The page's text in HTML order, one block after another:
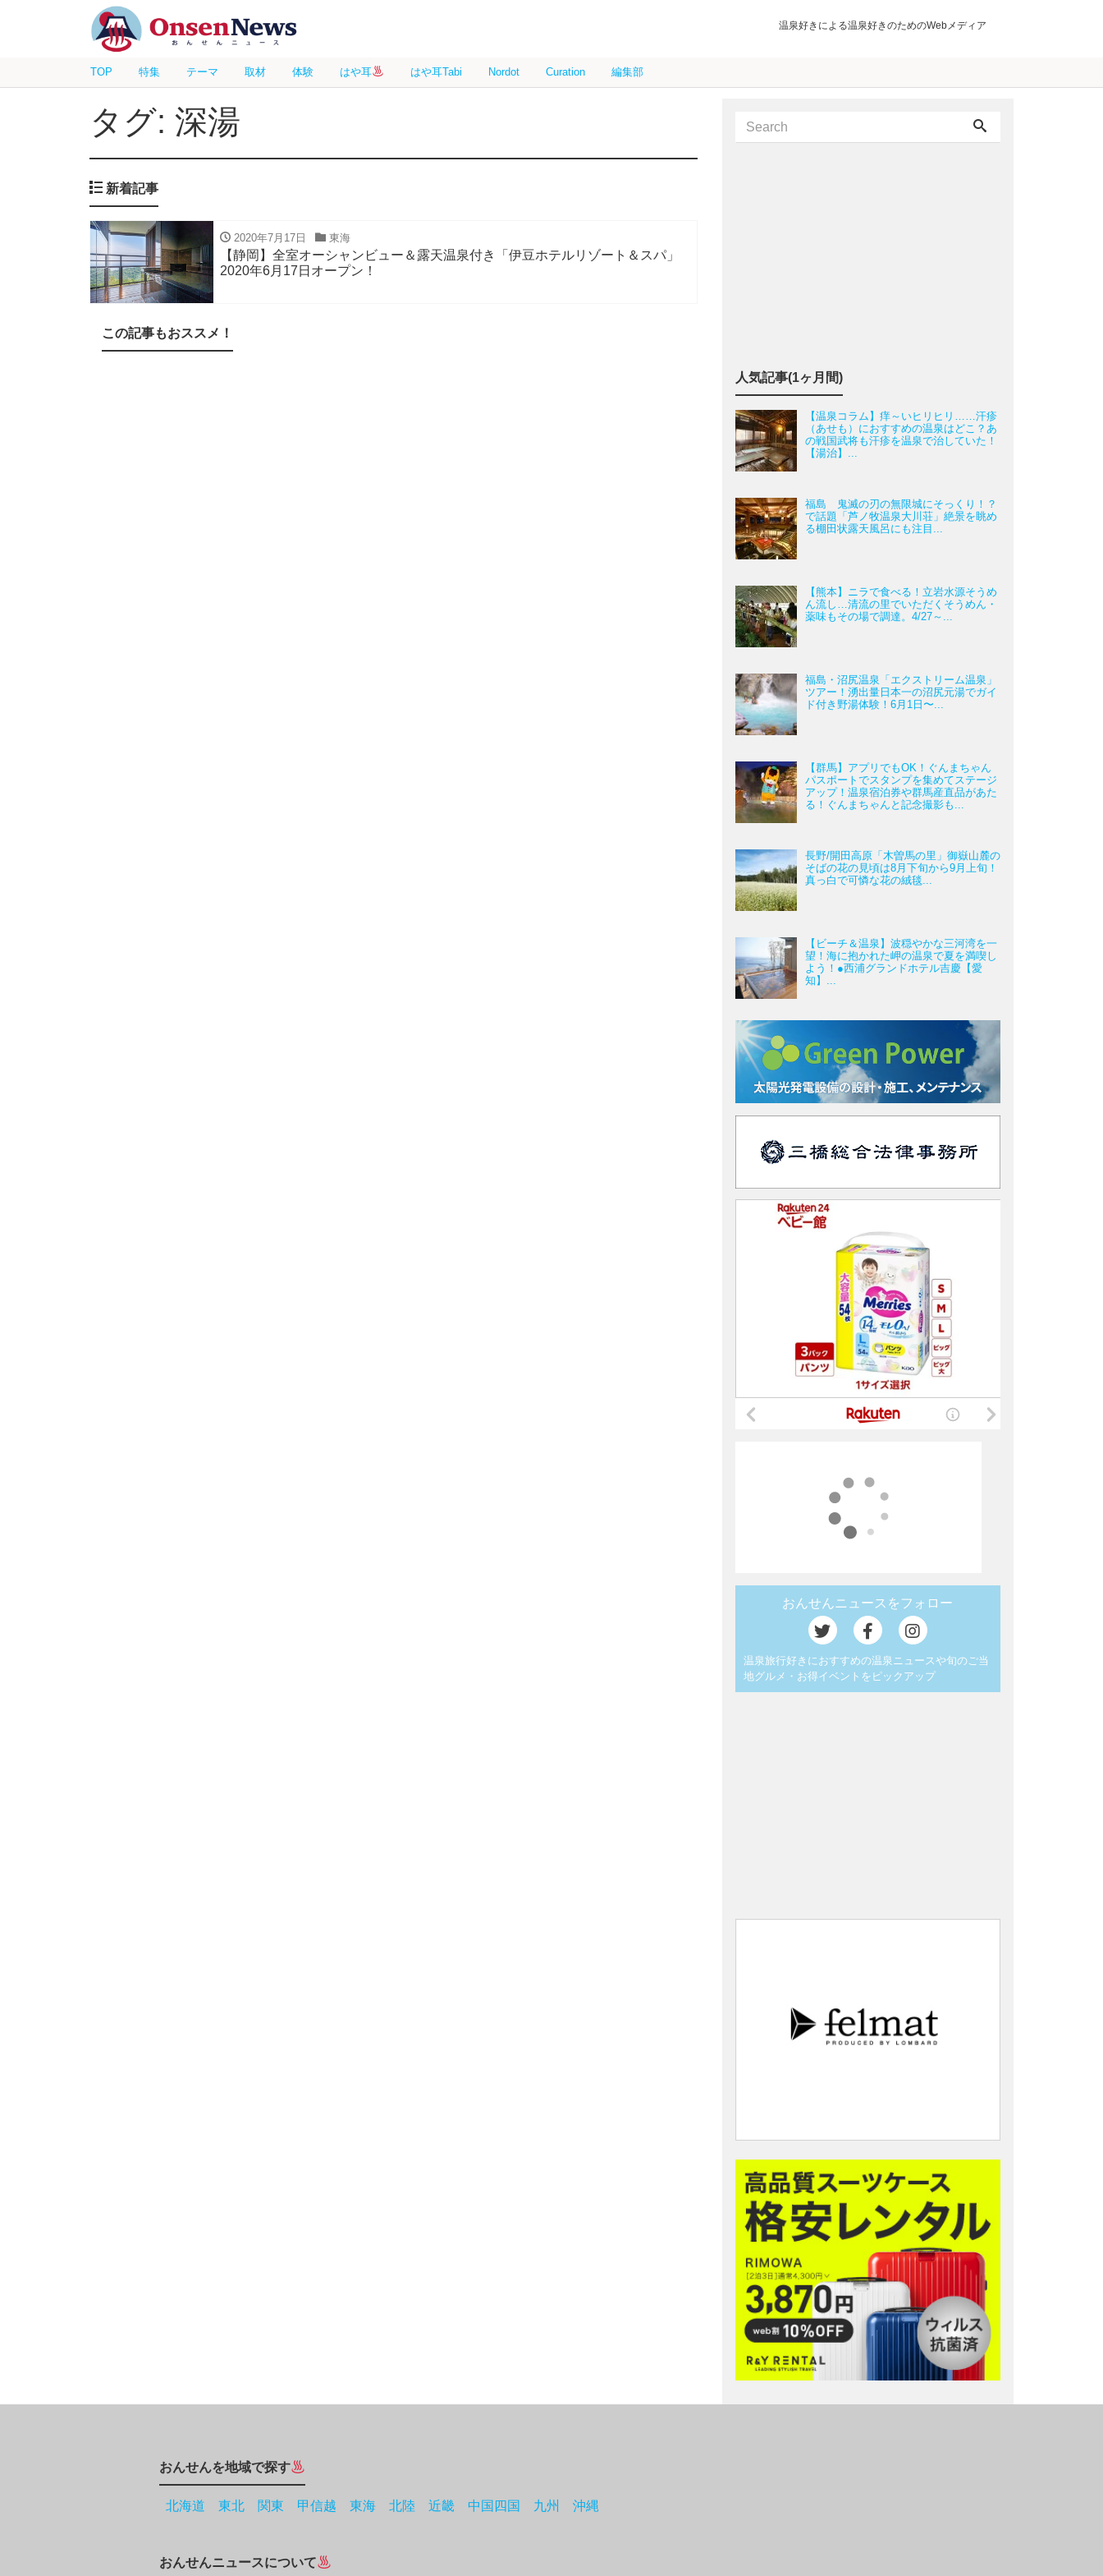
温泉好きによる温泉好きのためのWebメディア
TOP 特集 テーマ 取材 体験 はや耳 はや耳Tabi Nordot Curation 編集部
タグ: 深湯
新着記事
2020年7月17日 東海
【静岡】全室オーシャンビュー＆露天温泉付き「伊豆ホテルリゾート＆スパ」
2020年6月17日オープン！
この記事もおススメ！
人気記事(1ヶ月間)
【温泉コラム】痒～いヒリヒリ……汗疹
（あせも）におすすめの温泉はどこ？あ
の戦国武将も汗疹を温泉で治していた！
【湯治】...
福島 鬼滅の刃の無限城にそっくり！？
で話題「芦ノ牧温泉大川荘」絶景を眺め
る棚田状露天風呂にも注目...
【熊本】ニラで食べる！立岩水源そうめ
ん流し…清流の里でいただくそうめん・
薬味もその場で調達。4/27～...
福島・沼尻温泉「エクストリーム温泉」
ツアー！湧出量日本一の沼尻元湯でガイ
ド付き野湯体験！6月1日〜...
【群馬】アプリでもOK！ぐんまちゃん
パスポートでスタンプを集めてステージ
アップ！温泉宿泊券や群馬産直品があた
る！ぐんまちゃんと記念撮影も...
長野/開田高原「木曽馬の里」御嶽山麓の
そばの花の見頃は8月下旬から9月上旬！
真っ白で可憐な花の絨毯...
【ビーチ＆温泉】波穏やかな三河湾を一
望！海に抱かれた岬の温泉で夏を満喫し
よう！●西浦グランドホテル吉慶【愛
知】...
おんせんニュースをフォロー
温泉旅行好きにおすすめの温泉ニュースや旬のご当
地グルメ・お得イベントをピックアップ
おんせんを地域で探す
北海道 東北 関東 甲信越 東海 北陸 近畿 中国四国 九州 沖縄
おんせんニュースについて